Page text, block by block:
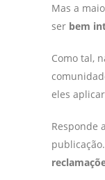
Mas a
ser bem
Como tal,
eles
Responde